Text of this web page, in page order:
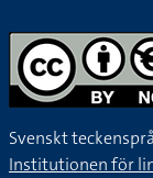
Svenskt
Institutionen för